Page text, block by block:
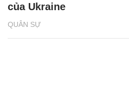
QUÂN SỰ
của Ukraine